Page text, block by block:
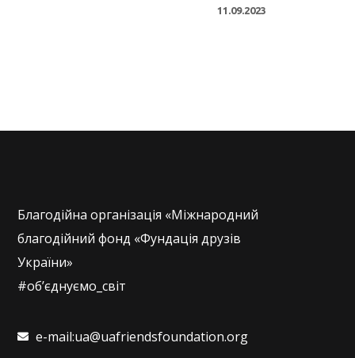
11.09.2023
Благодійна організація «Міжнародний
благодійний фонд «Фундація друзів
України»
#об’єднуємо_світ
e-mail:ua@uafriendsfoundation.org